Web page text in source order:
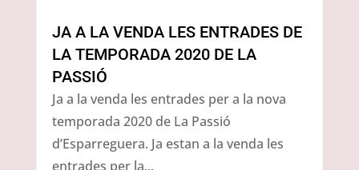
JA A LA VENDA LES ENTRADES DE
LA TEMPORADA 2020 DE LA
PASSIÓ
Ja a la venda les entrades per a la nova
temporada 2020 de La Passió
d’Esparreguera. Ja estan a la venda les
entrades per la...